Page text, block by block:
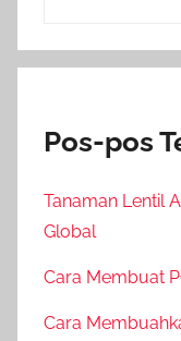
Pos-pos
Tanaman Lentil
Global
Cara Membuat
Cara